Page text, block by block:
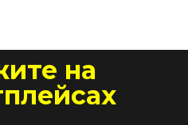
на